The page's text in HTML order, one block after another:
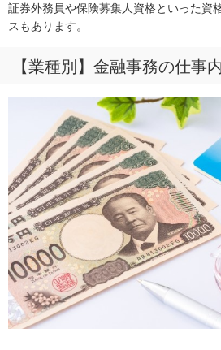
証券外務員や保険募集人資格といった資
スもあります。
【業種別】金融事務の仕事